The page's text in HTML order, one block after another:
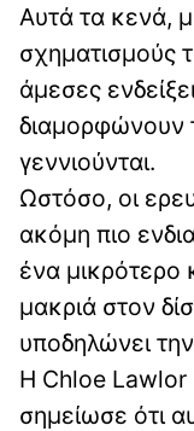
Αυτά τα κενά,
σχηματισμούς
άμεσες
διαμορφώνουν
γεννιούνται.
Ωστόσο, οι
ακόμη πιο
ένα μικρότερο
μακριά στον
υποδηλώνει
Η Chloe
σημείωσε ότι